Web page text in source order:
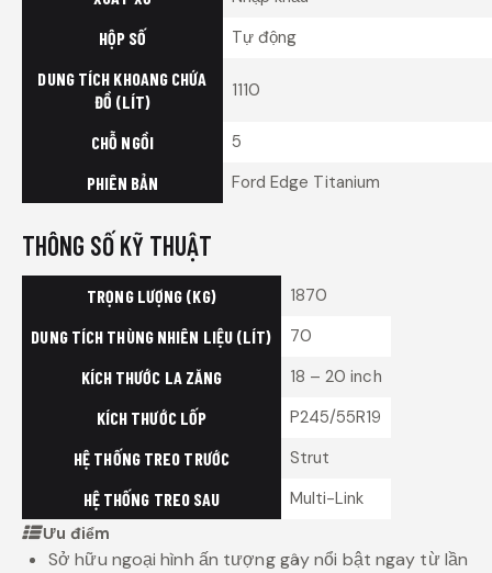
HỘP SỐ Tự động
DUNG TÍCH KHOANG CHỨA
ĐỒ (LÍT)
1110
CHỖ NGỒI 5
PHIÊN BẢN Ford Edge Titanium
THÔNG SỐ KỸ THUẬT
TRỌNG LƯỢNG (KG) 1870
DUNG TÍCH THÙNG NHIÊN LIỆU (LÍT) 70
KÍCH THƯỚC LA ZĂNG 18 – 20 inch
KÍCH THƯỚC LỐP P245/55R19
HỆ THỐNG TREO TRƯỚC Strut
HỆ THỐNG TREO SAU Multi-Link
Ưu điểm
Sở hữu ngoại hình ấn tượng gây nổi bật ngay từ lần